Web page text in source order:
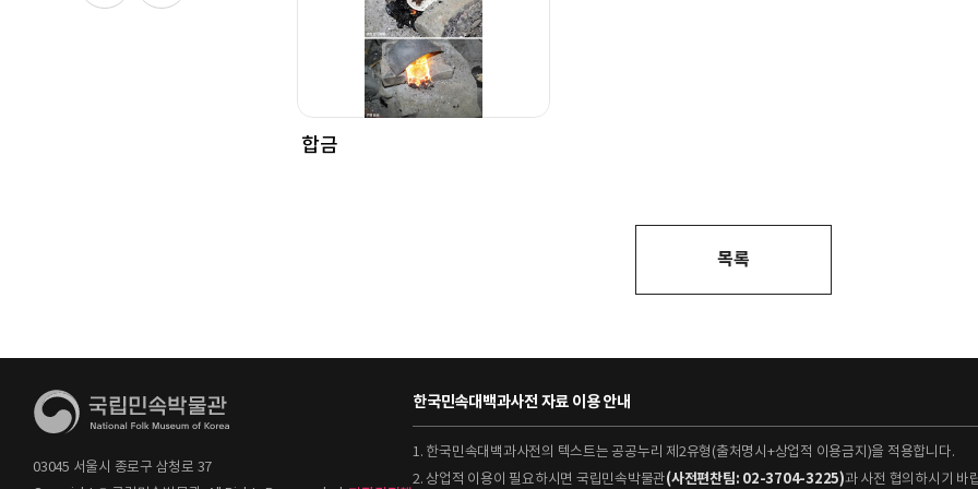
합금
목록
03045 서울시 종로구 삼청로 37
한국민속대백과사전 자료 이용 안내
1. 한국민속대백과사전의 텍스트는 공공누리 제2유형(출처명시+상업적 이용금지)을 적용합니다.
2. 상업적 이용이 필요하시면 국립민속박물관(사전편찬팀: 02-3704-3225)과 사전 협의하시기 바